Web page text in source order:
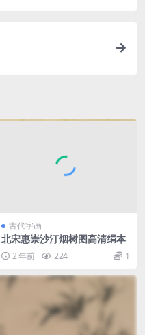
古代字画
北宋惠崇沙汀烟树图高清绢本
2 年前 224 1